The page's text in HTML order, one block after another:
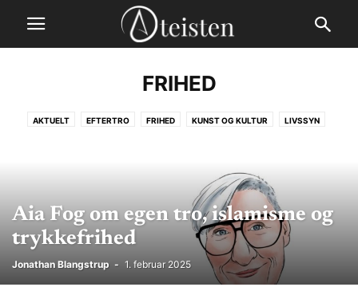
FRIHED
AKTUELT EFTERTRO FRIHED KUNST OG KULTUR LIVSSYN
Aia Fog om egen tro, islamisme og
trykkefrihed
Jonathan Blangstrup - 1. februar 2025